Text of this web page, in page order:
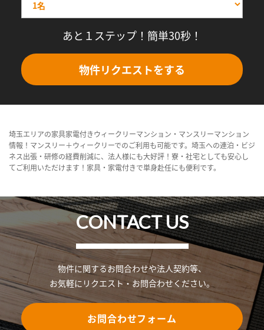
あと１ステップ！簡単30秒！
物件リクエストをする
埼玉エリアの家具家電付きウィークリーマンション・マンスリーマンション
情報！マンスリー＋ウィークリーでのご利用も可能です。埼玉への連泊・ビジ
ネス出張・研修の経費削減に、法人様にも大好評！寮・社宅としても安心し
てご利用いただけます！家具・家電付きで単身赴任にも便利です。
CONTACT US
物件に関するお問合わせや法人契約等、
お気軽にリクエスト・お問合わせください。
お問合わせフォーム